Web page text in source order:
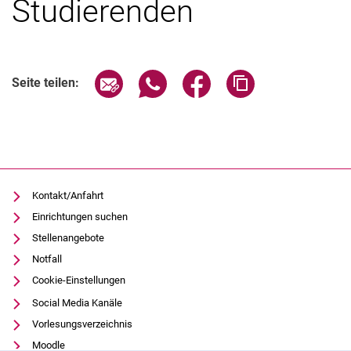
Studentische Hochschulwahl 2024
Rechtsgrundlagen
Studierenden
Seite teilen: Seite über E-Mail teilen
Seite über WhatsApp teilen
Seite über Facebook
Kontakt/Anfahrt
Einrichtungen suchen
Stellenangebote
Notfall
Cookie-Einstellungen
Social Media Kanäle
Vorlesungsverzeichnis
Moodle